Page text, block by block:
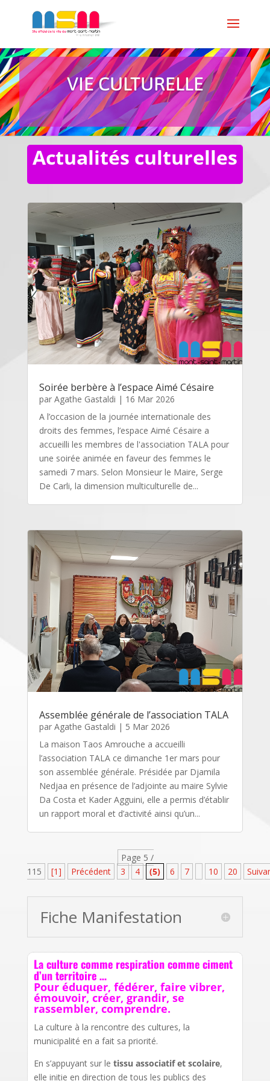
VIE CULTURELLE
Actualités culturelles
Soirée berbère à l’espace Aimé Césaire
par Agathe Gastaldi | 16 Mar 2026
A l’occasion de la journée internationale des
droits des femmes, l’espace Aimé Césaire a
accueilli les membres de l'association TALA pour
une soirée animée en faveur des femmes le
samedi 7 mars. Selon Monsieur le Maire, Serge
De Carli, la dimension multiculturelle de...
Assemblée générale de l’association TALA
par Agathe Gastaldi | 5 Mar 2026
La maison Taos Amrouche a accueilli
l’association TALA ce dimanche 1er mars pour
son assemblée générale. Présidée par Djamila
Nedjaa en présence de l’adjointe au maire Sylvie
Da Costa et Kader Agguini, elle a permis d’établir
un rapport moral et d’activité ainsi qu’un...
Page 5 /
115
[1] Précédent 3 4 (5) 6 7 10 20
Fiche Manifestation
La culture comme respiration comme ciment
d’un territoire …
Pour éduquer, fédérer, faire vibrer,
émouvoir, créer, grandir, se
rassembler, comprendre.
La culture à la rencontre des cultures, la
municipalité en a fait sa priorité.
En s’appuyant sur le tissu associatif et scolaire,
elle initie en direction de tous les publics des